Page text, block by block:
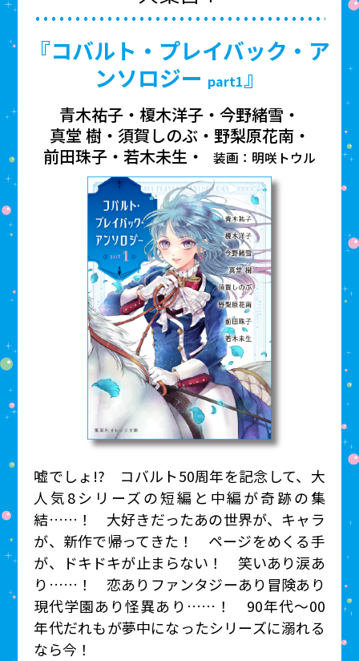
『コバルト・プレイバック・ア
ンソロジー part1』
青木祐子 榎木洋子
今野緒雪
真堂 樹
須賀しのぶ
野梨原花南
前田珠子
若木未生 装画：明咲トウル
嘘でしょ!? コバルト50周年を記念して、大
人気8シリーズの短編と中編が奇跡の集
結……！ 大好きだったあの世界が、キャラ
が、新作で帰ってきた！ ページをめくる手
が、ドキドキが止まらない！ 笑いあり涙あ
り……！ 恋ありファンタジーあり冒険あり
現代学園あり怪異あり……！ 90年代～00
年代だれもが夢中になったシリーズに溺れる
なら今！